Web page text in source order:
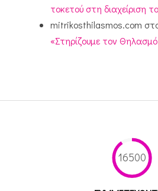
τοκετού στη διαχείριση
mitrikosthilasmos.com
«Στηρίζουμε τον
16500